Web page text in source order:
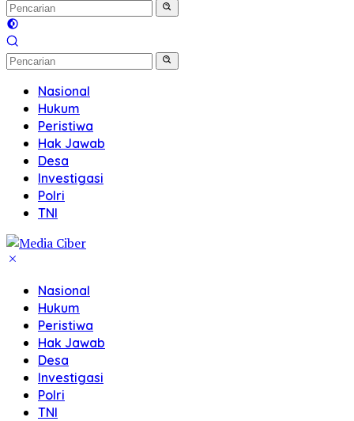
Nasional
Hukum
Peristiwa
Hak Jawab
Desa
Investigasi
Polri
TNI
Nasional
Hukum
Peristiwa
Hak Jawab
Desa
Investigasi
Polri
TNI